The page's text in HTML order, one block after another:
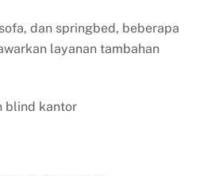
dan springbed, beberapa
layanan tambahan
blind kantor